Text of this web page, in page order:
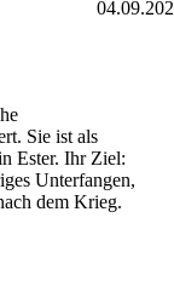
Sie ist als
Ester. Ihr Ziel:
Unterfangen,
dem Krieg.